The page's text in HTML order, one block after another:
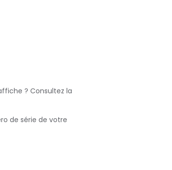
? Consultez la
de série de votre